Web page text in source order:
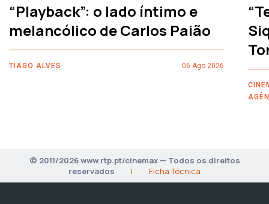
“Playback”: o lado íntimo e
melancólico de Carlos Paião
TIAGO ALVES 06 Ago 2026
© 2011/2026 www.rtp.pt/cinemax — Todos os direitos
reservados
| Ficha Técnica